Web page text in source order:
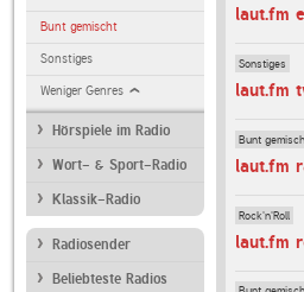
Bunt gemischt
Sonstiges
Weniger Genres
Hörspiele im Radio
Wort- & Sport-Radio
Klassik-Radio
Radiosender
Beliebteste Radios
laut.fm
Sonstiges
laut.fm
Bunt
laut.fm
Rock'n'Roll
laut.fm